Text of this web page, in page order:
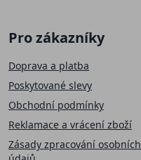
Pro zákazníky
Doprava a platba
Poskytované slevy
Obchodní podmínky
Reklamace a vrácení zboží
Zásady zpracování osobních